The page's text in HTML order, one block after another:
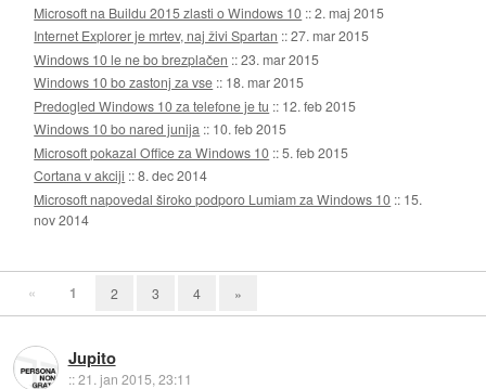
Microsoft na Buildu 2015 zlasti o Windows 10 ::2. maj 2015
Internet Explorer je mrtev, naj živi Spartan ::27. mar 2015
Windows 10 le ne bo brezplačen ::23. mar 2015
Windows 10 bo zastonj za vse :: 18. mar 2015
Predogled Windows 10 za telefone je tu :: 12. feb 2015
Windows 10 bo nared junija :: 10. feb 2015
Microsoft pokazal Office za Windows 10 ::5. feb 2015
Cortana v akciji ::8. dec 2014
Microsoft napovedal široko podporo Lumiam za Windows 10 :: 15.
nov 2014
« 1 2 3 4 »
Jupito
::21. jan 2015, 23:11